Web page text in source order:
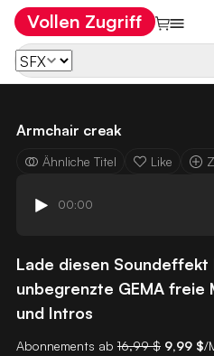
Vollen Zugriff
Armchair creak
Ähnliche Titel Like
00:00
Lade diesen
unbegrenzte GEMA freie
und Intros
Abonnements ab 16,99 $ 9,99 $/